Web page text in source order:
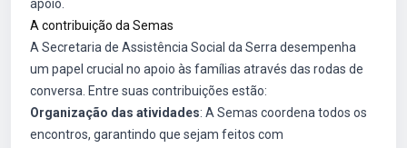
apoio.
A contribuição da Semas
A Secretaria de Assistência Social da Serra desempenha
um papel crucial no apoio às famílias através das rodas de
conversa. Entre suas contribuições estão:
Organização das atividades: A Semas coordena todos os
encontros, garantindo que sejam feitos com